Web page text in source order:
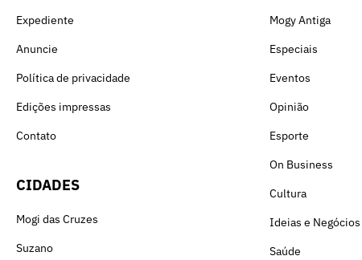
Expediente
Anuncie
Política de privacidade
Edições impressas
Contato
CIDADES
Mogi das Cruzes
Suzano
Mogy Antiga
Especiais
Eventos
Opinião
Esporte
On Business
Cultura
Ideias e Negócios
Saúde